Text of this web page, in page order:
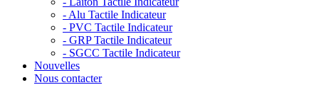
- Alu Tactile Indicateur
- PVC Tactile Indicateur
- GRP Tactile Indicateur
- SGCC Tactile Indicateur
Nouvelles
Nous contacter